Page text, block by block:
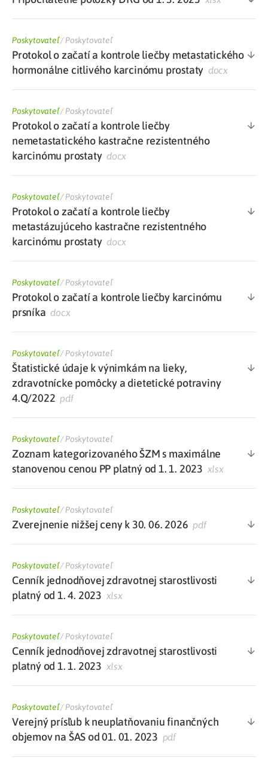
Poskytovateľ/Poskytovateľ
Protokol o začatí a kontrole liečby metastatického
hormonálne citlivého karcinómu prostaty docx
Poskytovateľ/Poskytovateľ
Protokol o začatí a kontrole liečby
nemetastatického kastračne rezistentného
karcinómu prostatydocx
Poskytovateľ/Poskytovateľ
Protokol o začatí a kontrole liečby
metastázujúceho kastračne rezistentného
karcinómu prostatydocx
Poskytovateľ/Poskytovateľ
Protokol o začatí a kontrole liečby karcinómu
prsníka docx
Poskytovateľ/Poskytovateľ
Štatistické údaje k výnimkám na lieky,
zdravotnícke pomôcky a dietetické potraviny
4.Q/2022 pdf
Poskytovateľ/Poskytovateľ
Zoznam kategorizovaného ŠZM s maximálne
stanovenou cenou PP platný od 1. 1. 2023 xlsx
Poskytovateľ/Poskytovateľ
Zverejnenie nižšej ceny k 30. 06. 2026 pdf
Poskytovateľ/Poskytovateľ
Cenník jednodňovej zdravotnej starostlivosti
platný od 1. 4. 2023 xlsx
Poskytovateľ/Poskytovateľ
Cenník jednodňovej zdravotnej starostlivosti
platný od 1. 1. 2023 xlsx
Poskytovateľ/Poskytovateľ
Verejný prísľub k neuplatňovaniu finančných
objemov na ŠAS od 01. 01. 2023 pdf